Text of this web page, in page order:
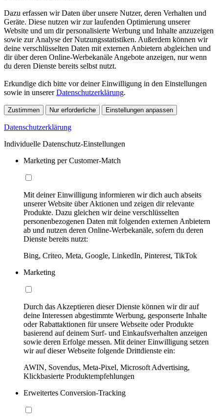
Dazu erfassen wir Daten über unsere Nutzer, deren Verhalten und
Geräte. Diese nutzen wir zur laufenden Optimierung unserer
Website und um dir personalisierte Werbung und Inhalte anzuzeigen
sowie zur Analyse der Nutzungsstatistiken. Außerdem können wir
deine verschlüsselten Daten mit externen Anbietern abgleichen und
dir über deren Online-Werbekanäle Angebote anzeigen, nur wenn
du deren Dienste bereits selbst nutzt.
Erkundige dich bitte vor deiner Einwilligung in den Einstellungen
sowie in unsererDatenschutzerklärung.
Zustimmen Nur erforderliche Einstellungen anpassen
Datenschutzerklärung
Individuelle Datenschutz-Einstellungen
Marketing per Customer-Match
Mit deiner Einwilligung informieren wir dich auch abseits
unserer Website über Aktionen und zeigen dir relevante
Produkte. Dazu gleichen wir deine verschlüsselten
personenbezogenen Daten mit folgenden externen Anbietern
ab und nutzen deren Online-Werbekanäle, sofern du deren
Dienste bereits nutzt:
Bing, Criteo, Meta, Google, LinkedIn, Pinterest, TikTok
Marketing
Durch das Akzeptieren dieser Dienste können wir dir auf
deine Interessen abgestimmte Werbung, gesponserte Inhalte
oder Rabattaktionen für unsere Webseite oder Produkte
basierend auf deinem Surf- und Einkaufsverhalten anzeigen
sowie deren Erfolge messen. Mit deiner Einwilligung setzen
wir auf dieser Webseite folgende Drittdienste ein:
AWIN, Sovendus, Meta-Pixel, Microsoft Advertising,
Klickbasierte Produktempfehlungen
Erweitertes Conversion-Tracking